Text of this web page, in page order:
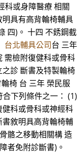
科或身障醫療 相關
明具有高背輪椅輔具
四)。 十四 不銹鋼截
台北輔具公司台 三年
需檢附復健科或骨科
診 斷書及特製輪椅
椅 台 三年 榮民服
下列條件之一： (1)
科或骨科或神經科
敘明具高背輪椅輔
骼之移動相關構 造
者免附診斷書)。